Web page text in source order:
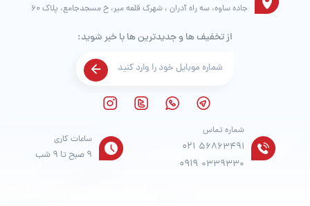
شماره تماس
021 56863491
0919 0339330
ساعات کاری
9 صبح تا 9 شب
جاده ساوه، سه راه آدران ، شهرک قلعه میر، خ مسجدجامع، پلاک 60
از تخفیف ها و جدیدترین ها با خبر شوید: